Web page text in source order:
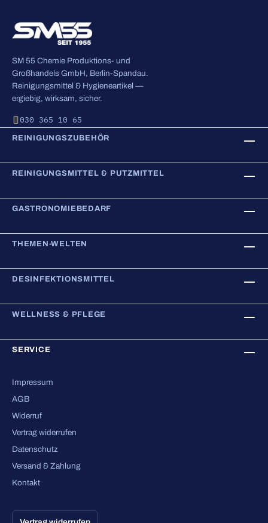
SM 55 Chemie Produktions- und
Großhandels GmbH, Berlin-Spandau.
Reinigungsmittel & Hygieneartikel —
ergiebig, wirksam, sicher.
030 365 10 65
REINIGUNGSZUBEHÖR
REINIGUNGSMITTEL & PUTZMITTEL
GASTRONOMIEBEDARF
THEMEN-WELTEN
DESINFEKTIONSMITTEL
WELLNESS & PFLEGE
SERVICE
Impressum
AGB
Widerruf
Vertrag widerrufen
Datenschutz
Versand & Zahlung
Kontakt